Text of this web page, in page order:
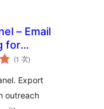
– Email
for
(1 次評
分
數
)
Export
outreach